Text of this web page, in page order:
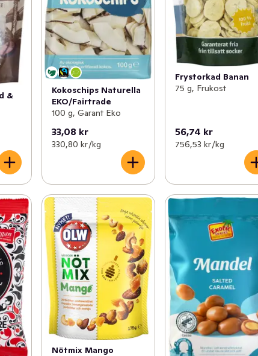
&
Kokoschips Naturella
EKO/Fairtrade
100 g, Garant Eko
33,08 kr
330,80 kr /kg
Frystorkad Banan
75 g, Frukost
56,74 kr
756,53 kr /kg
Nötmix Mango